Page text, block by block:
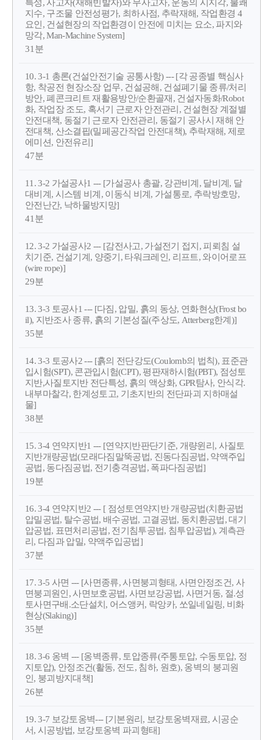
특성, 사고자(재해빈발자)와 무사고자, 운동의 시지각, 불쾌
지수, 구조물 안전성평가, 최하사점, 추락재해, 작업환경 4
요인, 건설현장의 작업환경이 안전에 미치는 요소, 파지와
망각, Man-Machine System]
31분
10. 3-1 총론(건설안전기술 공통사항) --- [각 공종별 핵심사
항, 착공전 현장소장 업무, 건설공해, 건설폐기물 종류/처리
방안, 폐콘크리트 재활용방안/순환골재, 건설자동화/Robot
화, 작업장 조도, 혹서기 근로자 안전관리, 건설현장 계절별
안전대책, 동절기 근로자 안전관리, 동절기 공사시 재해 안
전대책, 산소결핍(밀페공간작업 안전대책), 추락재해, 제로
에미션, 안전유리]
47분
11. 3-2 가설공사1 --- [가설공사 총괄, 강관비계, 달비계, 달
대비계, 시스템 비계, 이동식 비계, 가설통로, 추락방호망,
안전난간, 낙하물방지망]
41분
12. 3-2 가설공사2 --- [감전사고, 가설전기 접지, 피뢰침 설
치기준, 건설기계, 양중기, 타워크레인, 리프트, 와이어로프
(wire rope)]
29분
13. 3-3 토공사1 --- [다짐, 압밀, 흙의 동상, 연화현상(Frost bo
il), 지반조사 종류, 흙의 기본성질(주상도, Atterberg한계)]
35분
14. 3-3 토공사2 --- [흙의 전단강도(Coulomb의 법칙), 표준관
입시험(SPT), 콘관입시험(CPT), 평판재하시험(PBT), 점성토
지반,사질토지반 전단특성, 흙의 액상화, GPR탐사, 안식각.
내부마찰각, 한계성토고, 기초지반의 전단파괴 지하매설
물]
38분
15. 3-4 연약지반1 --- [연약지반판단기준, 개량윈리, 사질토
지반개량공법(모래다짐말뚝공법, 진동다짐공법, 약액주입
공법, 동다짐공법, 전기충격공법, 폭파다짐공법]
19분
16. 3-4 연약지반2 --- [ 점성토연약지반 개량공법(치환공법
압밀공법, 탈수공법, 배수공법, 고결공법, 동치환공법, 대기
압공법, 표면처리공법, 전기침투공법, 침투압공법), 계측관
리, 다짐과 압밀, 약액주입공법]
37분
17. 3-5 사면 --- [사면종류, 사면붕괴형태, 사면안정조건, 사
면붕괴원인, 사면보호공법, 사면보강공법, 사면거동, 절.성
토사면구배.소단설치, 어스앵커, 락앙카, 쏘일네일링, 비화
현상(Slaking)]
35분
18. 3-6 옹벽 --- [옹벽종류, 토압종류(주통토압, 수동토압, 정
지토압), 안정조건(활동, 전도, 침하, 원호), 옹벽의 붕괴원
인, 붕괴방지대책]
26분
19. 3-7 보강토옹벽--- [기본원리, 보강토옹벽재료, 시공순
서, 시공방법, 보강토옹벽 파괴형태]